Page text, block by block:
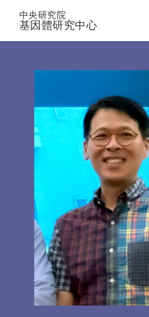
中央研究院
基因體研究中心